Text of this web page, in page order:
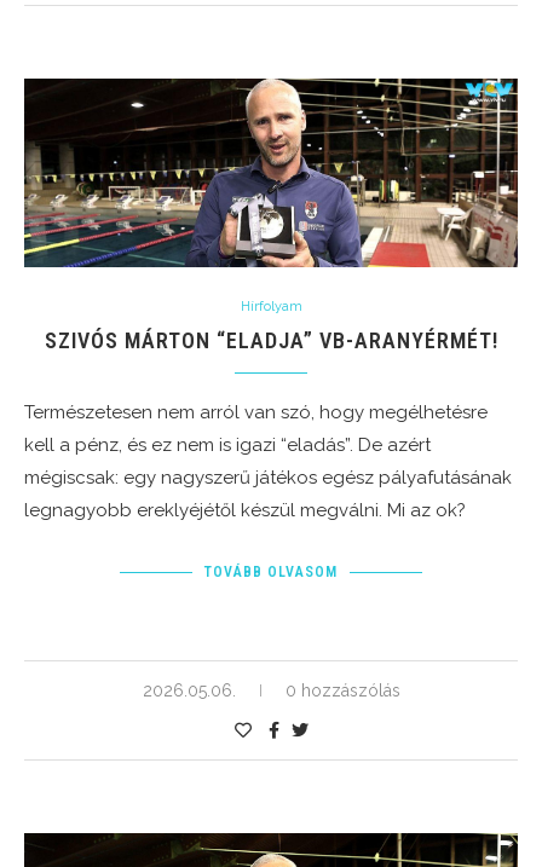
Hírfolyam
SZIVÓS MÁRTON “ELADJA” VB-ARANYÉRMÉT!
Természetesen nem arról van szó, hogy megélhetésre
kell a pénz, és ez nem is igazi “eladás”. De azért
mégiscsak: egy nagyszerű játékos egész pályafutásának
legnagyobb ereklyéjétől készül megválni. Mi az ok?
TOVÁBB OLVASOM
2026.05.06. 0 hozzászólás